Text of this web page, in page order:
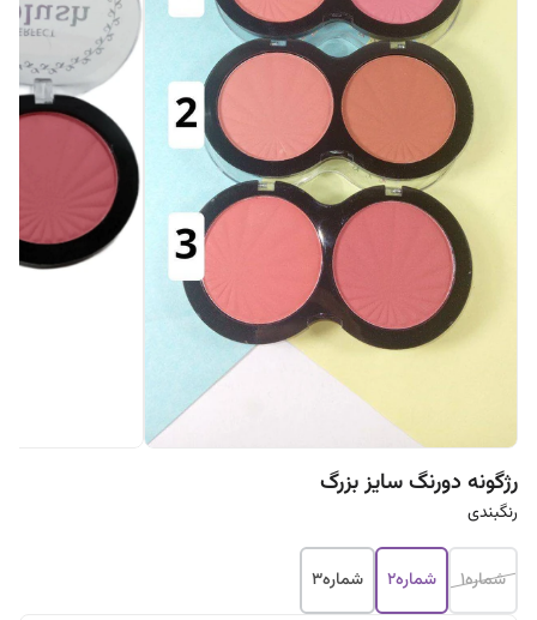
رژگونه دورنگ سایز بزرگ
رنگبندی
شماره1 شماره2 شماره3